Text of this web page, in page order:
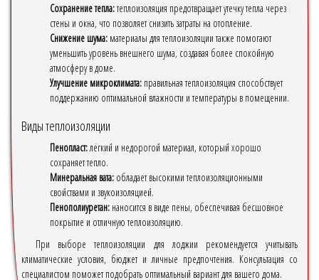
Сохранение тепла:теплоизоляция предотвращает утечку тепла через
стены и окна, что позволяет снизить затраты на отопление.
Снижение шума: материалы для теплоизоляции также помогают
уменьшить уровень внешнего шума, создавая более спокойную
атмосферу в доме.
Улучшение микроклимата: правильная теплоизоляция способствует
поддержанию оптимальной влажности и температуры в помещении.
Виды теплоизоляции
Пенопласт:лёгкий и недорогой материал, который хорошо
сохраняет тепло.
Минеральная вата: обладает высокими теплоизоляционными
свойствами и звукоизоляцией.
Пенополиуретан: наносится в виде пены, обеспечивая бесшовное
покрытие и отличную теплоизоляцию.
При выборе теплоизоляции для лоджии рекомендуется учитывать
климатические условия, бюджет и личные предпочтения. Консультация со
специалистом поможет подобрать оптимальный вариант для вашего дома.